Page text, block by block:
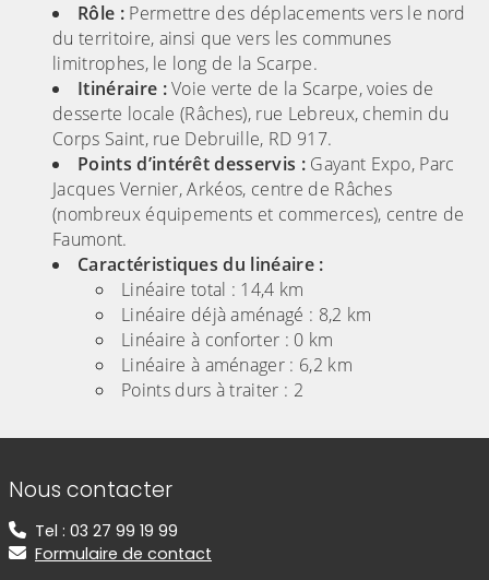
Rôle :Permettre des déplacements vers le nord
du territoire, ainsi que vers les communes
limitrophes, le long de la Scarpe.
Itinéraire :Voie verte de la Scarpe, voies de
desserte locale (Râches), rue Lebreux, chemin du
Corps Saint, rue Debruille, RD 917.
Points d’intérêt desservis : Gayant Expo, Parc
Jacques Vernier, Arkéos, centre de Râches
(nombreux équipements et commerces), centre de
Faumont.
Caractéristiques du linéaire :
Linéaire total : 14,4 km
Linéaire déjà aménagé : 8,2 km
Linéaire à conforter : 0 km
Linéaire à aménager : 6,2 km
Points durs à traiter : 2
Informations de contact
Nous contacter
Tel : 03 27 99 19 99
Formulaire de contact